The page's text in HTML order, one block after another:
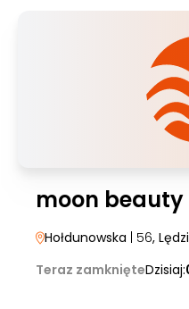
moon
Hołdunowska | 56,
Teraz zamknięteDzisiaj: